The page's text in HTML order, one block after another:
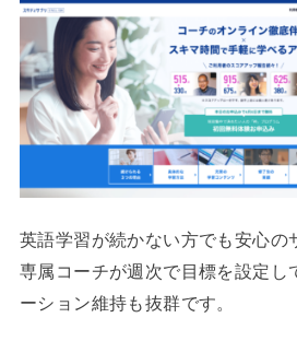
英語学習が続かない方でも安心の
専属コーチが週次で目標を設定し
ーション維持も抜群です。